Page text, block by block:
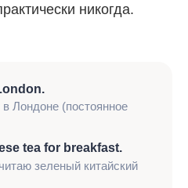
никогда.
Лондоне (постоянное
tea for breakfast.
зеленый китайский